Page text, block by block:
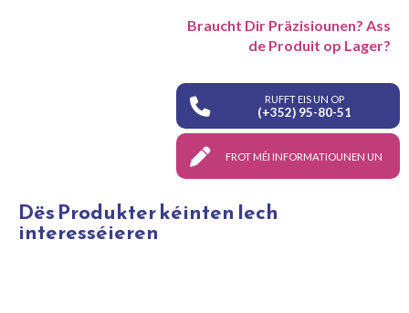
Braucht Dir Präzisiounen? Ass
de Produit op Lager?
RUFFT EIS UN OP
(+352) 95-80-51
FROT MÉI INFORMATIOUNEN UN
Dës Produkter kéinten Iech
interesséieren